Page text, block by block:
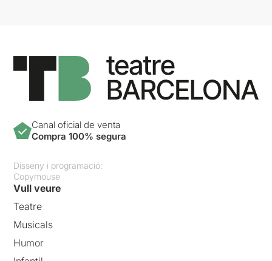
Canal oficial de venta
Compra 100% segura
Disseny i programació:
Copymouse
Vull veure
Teatre
Musicals
Humor